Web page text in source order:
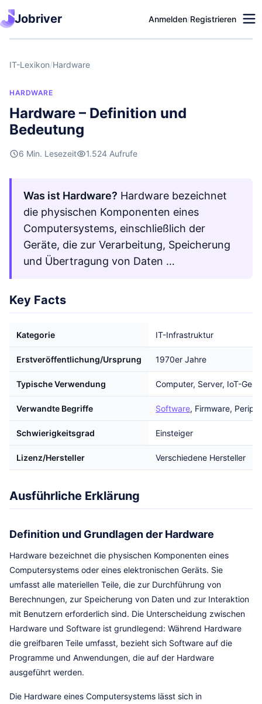
Jobriver Anmelden/Registrieren
IT-Lexikon/Hardware
HARDWARE
Hardware – Definition und
Bedeutung
6 Min. Lesezeit 1.524 Aufrufe
Was ist Hardware? Hardware bezeichnet
die physischen Komponenten eines
Computersystems, einschließlich der
Geräte, die zur Verarbeitung, Speicherung
und Übertragung von Daten …
Key Facts
Kategorie IT-Infrastruktur
Erstveröffentlichung/Ursprung 1970er Jahre
Typische Verwendung Computer, Server, IoT-
Verwandte Begriffe Software, Firmware,
Schwierigkeitsgrad Einsteiger
Lizenz/Hersteller Verschiedene Hersteller
Ausführliche Erklärung
Definition und Grundlagen der Hardware
Hardware bezeichnet die physischen Komponenten eines
Computersystems oder eines elektronischen Geräts. Sie
umfasst alle materiellen Teile, die zur Durchführung von
Berechnungen, zur Speicherung von Daten und zur Interaktion
mit Benutzern erforderlich sind. Die Unterscheidung zwischen
Hardware und Software ist grundlegend: Während Hardware
die greifbaren Teile umfasst, bezieht sich Software auf die
Programme und Anwendungen, die auf der Hardware
ausgeführt werden.
Die Hardware eines Computersystems lässt sich in